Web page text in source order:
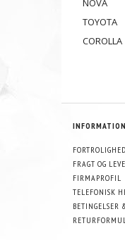
TOYOTA
COROLLA
FORTROLIGHED
FRAGT OG
FIRMAPROFIL
TELEFONISK
BETINGELSER